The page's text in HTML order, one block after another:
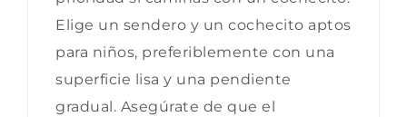
Elige un sendero y un cochecito aptos
para niños, preferiblemente con una
superficie lisa y una pendiente
gradual. Asegúrate de que el